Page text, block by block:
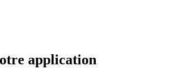
application